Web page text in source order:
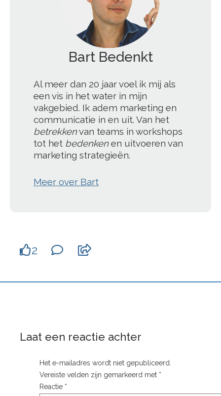
';
Al meer dan 20 jaar voel ik mij als
een vis in het water in mijn
vakgebied. Ik adem marketing en
communicatie in en uit. Van het
betrekkenvan teams in workshops
tot het bedenkenen uitvoeren van
marketing strategieën.
Meer over Bart
2
Laat een reactie achter
Het e-mailadres wordt niet gepubliceerd.
Vereiste velden zijn gemarkeerd met *
Reactie *